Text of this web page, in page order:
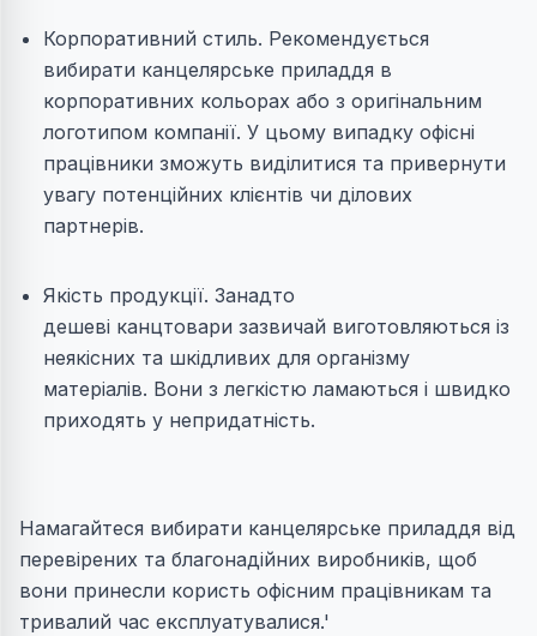
Корпоративний стиль. Рекомендується
вибирати канцелярське приладдя в
корпоративних кольорах або з оригінальним
логотипом компанії. У цьому випадку офісні
працівники зможуть виділитися та привернути
увагу потенційних клієнтів чи ділових
партнерів.
Якість продукції. Занадто
дешеві канцтовари зазвичай виготовляються із
неякісних та шкідливих для організму
матеріалів. Вони з легкістю ламаються і швидко
приходять у непридатність.
Намагайтеся вибирати канцелярське приладдя від
перевірених та благонадійних виробників, щоб
вони принесли користь офісним працівникам та
тривалий час експлуатувалися.'